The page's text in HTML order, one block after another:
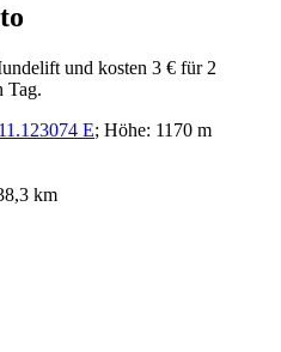
und kosten 3 € für 2
Tag.
E; Höhe: 1170 m
km